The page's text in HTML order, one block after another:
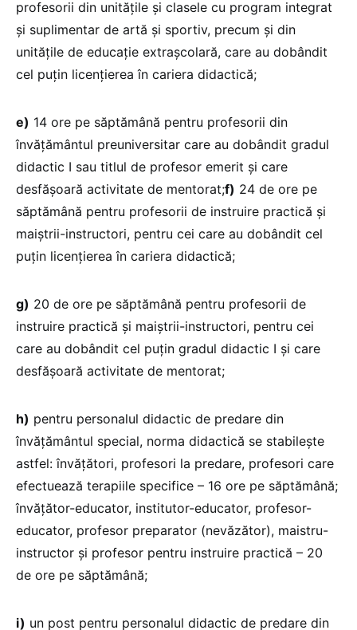
profesorii din unitățile și clasele cu program integrat
și suplimentar de artă și sportiv, precum și din
unitățile de educație extrașcolară, care au dobândit
cel puțin licențierea în cariera didactică;
e) 14 ore pe săptămână pentru profesorii din
învățământul preuniversitar care au dobândit gradul
didactic I sau titlul de profesor emerit și care
desfășoară activitate de mentorat;f) 24 de ore pe
săptămână pentru profesorii de instruire practică și
maiștrii-instructori, pentru cei care au dobândit cel
puțin licențierea în cariera didactică;
g) 20 de ore pe săptămână pentru profesorii de
instruire practică și maiștrii-instructori, pentru cei
care au dobândit cel puțin gradul didactic I și care
desfășoară activitate de mentorat;
h) pentru personalul didactic de predare din
învățământul special, norma didactică se stabilește
astfel: învățători, profesori la predare, profesori care
efectuează terapiile specifice – 16 ore pe săptămână;
învățător-educator, institutor-educator, profesor-
educator, profesor preparator (nevăzător), maistru-
instructor și profesor pentru instruire practică – 20
de ore pe săptămână;
i) un post pentru personalul didactic de predare din